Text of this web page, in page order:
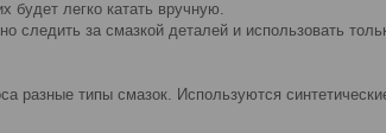
будет легко катать вручную.
следить за смазкой деталей и использовать
разные типы смазок. Используются